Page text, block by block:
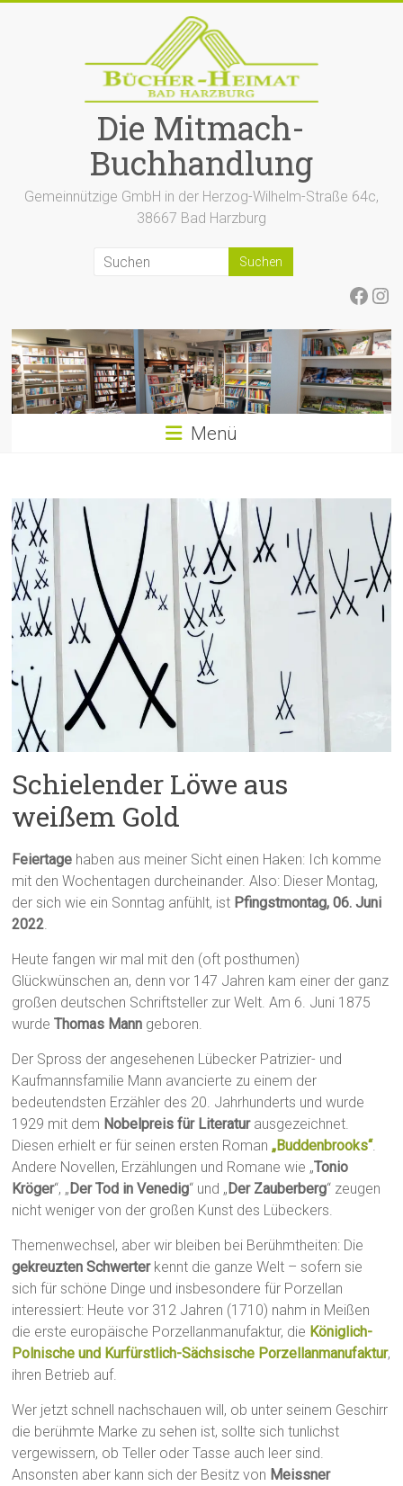
Die Mitmach-
Buchhandlung
Gemeinnützige GmbH in der Herzog-Wilhelm-Straße 64c,
38667 Bad Harzburg
Menü
Schielender Löwe aus
weißem Gold
Feiertage haben aus meiner Sicht einen Haken: Ich komme
mit den Wochentagen durcheinander. Also: Dieser Montag,
der sich wie ein Sonntag anfühlt, ist Pfingstmontag, 06. Juni
2022.
Heute fangen wir mal mit den (oft posthumen)
Glückwünschen an, denn vor 147 Jahren kam einer der ganz
großen deutschen Schriftsteller zur Welt. Am 6. Juni 1875
wurdeThomas Mann geboren.
Der Spross der angesehenen Lübecker Patrizier- und
Kaufmannsfamilie Mann avancierte zu einem der
bedeutendsten Erzähler des 20. Jahrhunderts und wurde
1929 mit dem Nobelpreis für Literaturausgezeichnet.
Diesen erhielt er für seinen ersten Roman„Buddenbrooks“.
Andere Novellen, Erzählungen und Romane wie „Tonio
Kröger“, „ Der Tod in Venedig“ und „ Der Zauberberg“ zeugen
nicht weniger von der großen Kunst des Lübeckers.
Themenwechsel, aber wir bleiben bei Berühmtheiten: Die
gekreuzten Schwerterkennt die ganze Welt – sofern sie
sich für schöne Dinge und insbesondere für Porzellan
interessiert: Heute vor 312 Jahren (1710) nahm in Meißen
die erste europäische Porzellanmanufaktur, die Königlich-
Polnische und Kurfürstlich-Sächsische Porzellanmanufaktur,
ihren Betrieb auf.
Wer jetzt schnell nachschauen will, ob unter seinem Geschirr
die berühmte Marke zu sehen ist, sollte sich tunlichst
vergewissern, ob Teller oder Tasse auch leer sind.
Ansonsten aber kann sich der Besitz von Meissner